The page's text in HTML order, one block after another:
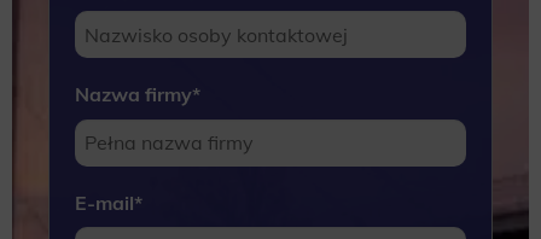
Nazwa firmy*
E-mail*